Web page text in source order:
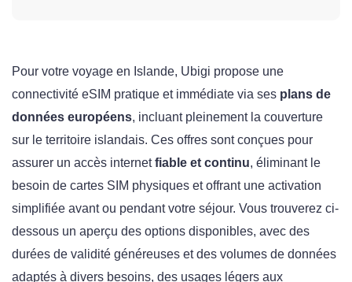
Pour votre voyage en Islande, Ubigi propose une
connectivité eSIM pratique et immédiate via ses plans de
données européens, incluant pleinement la couverture
sur le territoire islandais. Ces offres sont conçues pour
assurer un accès internetfiable et continu, éliminant le
besoin de cartes SIM physiques et offrant une activation
simplifiée avant ou pendant votre séjour. Vous trouverez ci-
dessous un aperçu des options disponibles, avec des
durées de validité généreuses et des volumes de données
adaptés à divers besoins, des usages légers aux